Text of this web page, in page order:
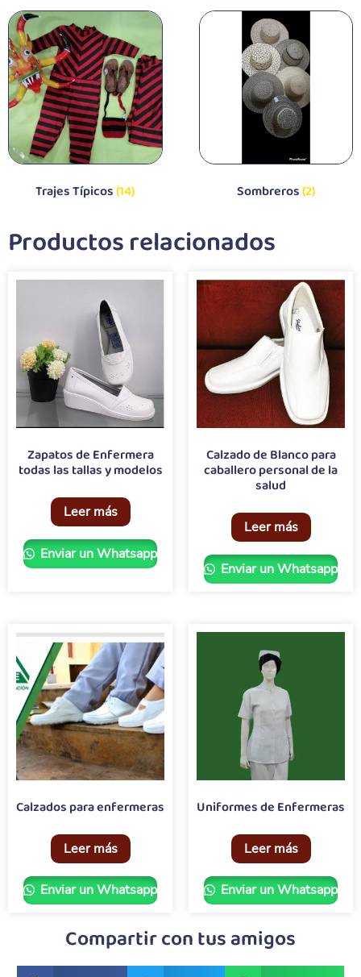
Trajes Típicos(14) Sombreros(2)
Productos relacionados
Zapatos de Enfermera
todas las tallas y modelos
Leer más
Enviar un Whatsapp
Calzado de Blanco para
caballero personal de la
salud
Leer más
Enviar un Whatsapp
Calzados para enfermeras
Leer más
Enviar un Whatsapp
Uniformes de Enfermeras
Leer más
Enviar un Whatsapp
Compartir con tus amigos